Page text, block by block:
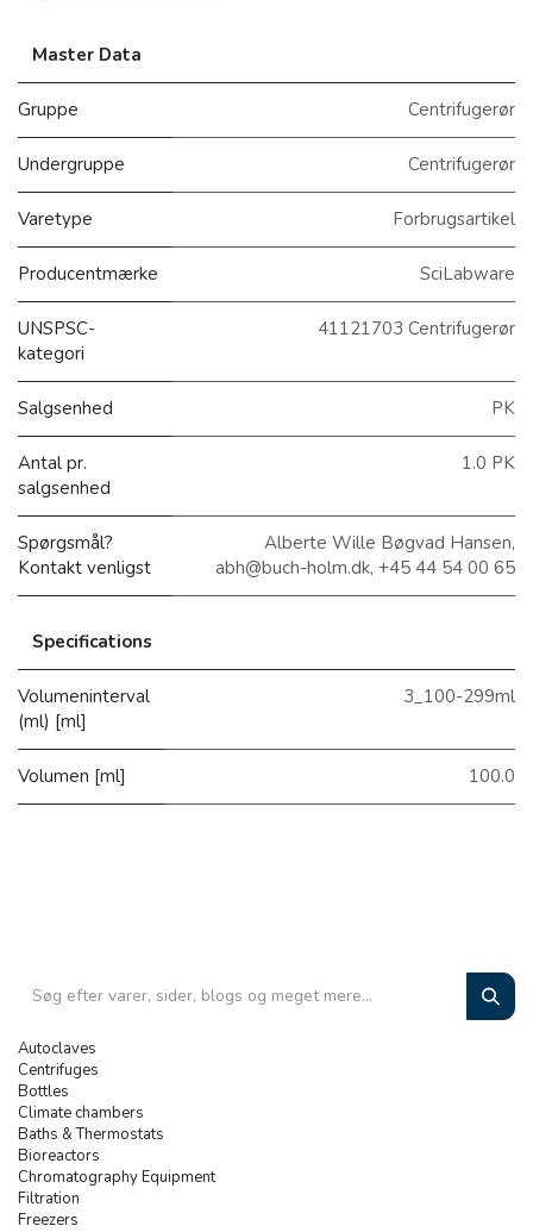
Master Data
Gruppe Centrifugerør
Undergruppe Centrifugerør
Varetype Forbrugsartikel
Producentmærke SciLabware
UNSPSC-
kategori
41121703 Centrifugerør
Salgsenhed PK
Antal pr.
salgsenhed
1.0 PK
Spørgsmål?
Kontakt venligst
Alberte Wille Bøgvad Hansen,
abh@buch-holm.dk, +45 44 54 00 65
Specifications
Volumeninterval
(ml) [ml]
3_100-299ml
Volumen [ml] 100.0
Autoclaves
Centrifuges
Bottles
Climate chambers
Baths & Thermostats
Bioreactors
Chromatography Equipment
Filtration
Freezers